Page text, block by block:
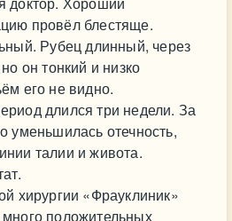
провёл блестяще.
Рубец длинный, через
он тонкий и низко
его не видно.
длился три недели. За
уменьшилась отечность,
талии и живота.
хирургии «Фрауклиник»
положительных